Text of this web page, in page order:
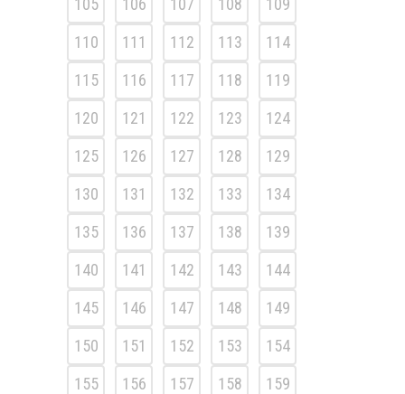
105
106 107 108
109
110
111 112 113
114
115
116 117 118
119
120
121 122 123
124
125
126 127 128
129
130
131 132 133
134
135
136 137 138
139
140
141 142 143
144
145
146 147 148
149
150
151 152 153
154
155
156 157 158
159